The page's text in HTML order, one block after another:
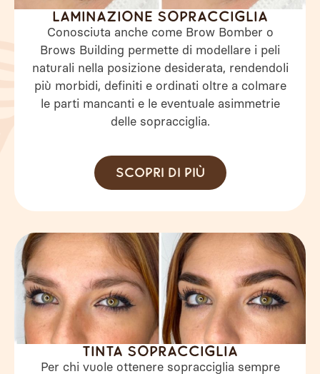
Laminazione sopracciglia
Conosciuta anche come Brow Bomber o
Brows Building permette di modellare i peli
naturali nella posizione desiderata, rendendoli
più morbidi, definiti e ordinati oltre a colmare
le parti mancanti e le eventuale asimmetrie
delle sopracciglia.
Scopri di più
Tinta sopracciglia
Per chi vuole ottenere sopracciglia sempre